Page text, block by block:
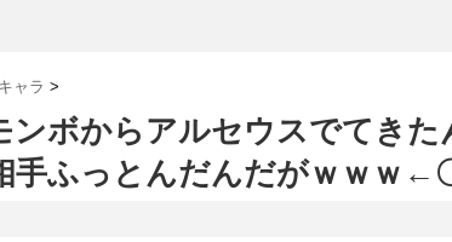
キャラ >
ンボからアルセウスでてき
手ふっとんだんだがｗｗｗ←